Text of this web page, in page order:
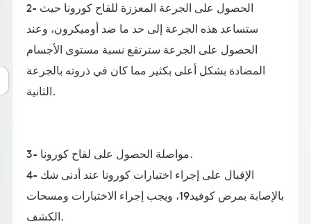
2- الحصول على الجرعة المعززة للقاح كورونا حيث
ستساعد هذه الجرعة إلى حد ما ضد أوميكرون، وعند
الحصول على الجرعة سترتفع نسبة مستوى الأجسام
المضادة بشكل أعلى بكثير مما كان في ذروته بالجرعة
الثانية.
3- مواصلة الحصول على لقاح كورونا.
4- الإقبال على إجراء اختبارات كورونا عند أدنى شك
بالإصابة بمرض كوفيد19، ويجب إجراء الاختبارات ومسحات
الكشف.